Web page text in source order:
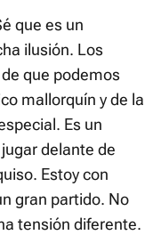
que es un
ilusión. Los
que podemos
mallorquín y de la
Es un
delante de
Estoy con
gran partido. No
tensión diferente.